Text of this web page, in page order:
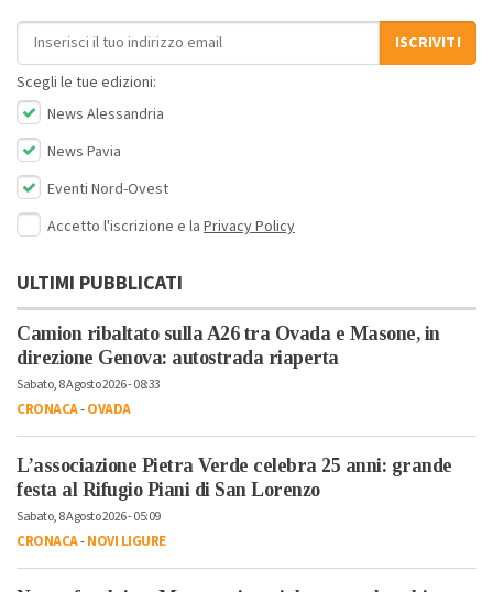
Indirizzo email
ISCRIVITI
Scegli le tue edizioni:
News Alessandria
News Pavia
Eventi Nord-Ovest
Accetto l'iscrizione e la Privacy Policy
ULTIMI PUBBLICATI
Camion ribaltato sulla A26 tra Ovada e Masone, in
direzione Genova: autostrada riaperta
Sabato, 8 Agosto 2026 - 08:33
CRONACA-OVADA
L’associazione Pietra Verde celebra 25 anni: grande
festa al Rifugio Piani di San Lorenzo
Sabato, 8 Agosto 2026 - 05:09
CRONACA-NOVI LIGURE